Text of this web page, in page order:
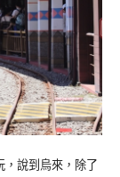
，說到烏來，除了